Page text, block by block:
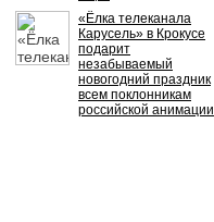
«Ёлка телеканала
Карусель» в Крокусе
подарит
незабываемый
новогодний праздник
всем поклонникам
российской анимации